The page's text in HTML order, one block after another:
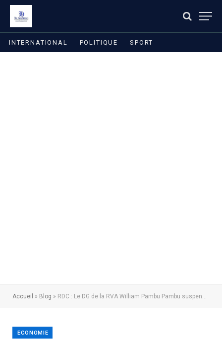
INTERNATIONAL POLITIQUE SPORT
Accueil » Blog » RDC : Le DG de la RVA William Pambu Pambu suspendu par le Conseil d’administration
ECONOMIE